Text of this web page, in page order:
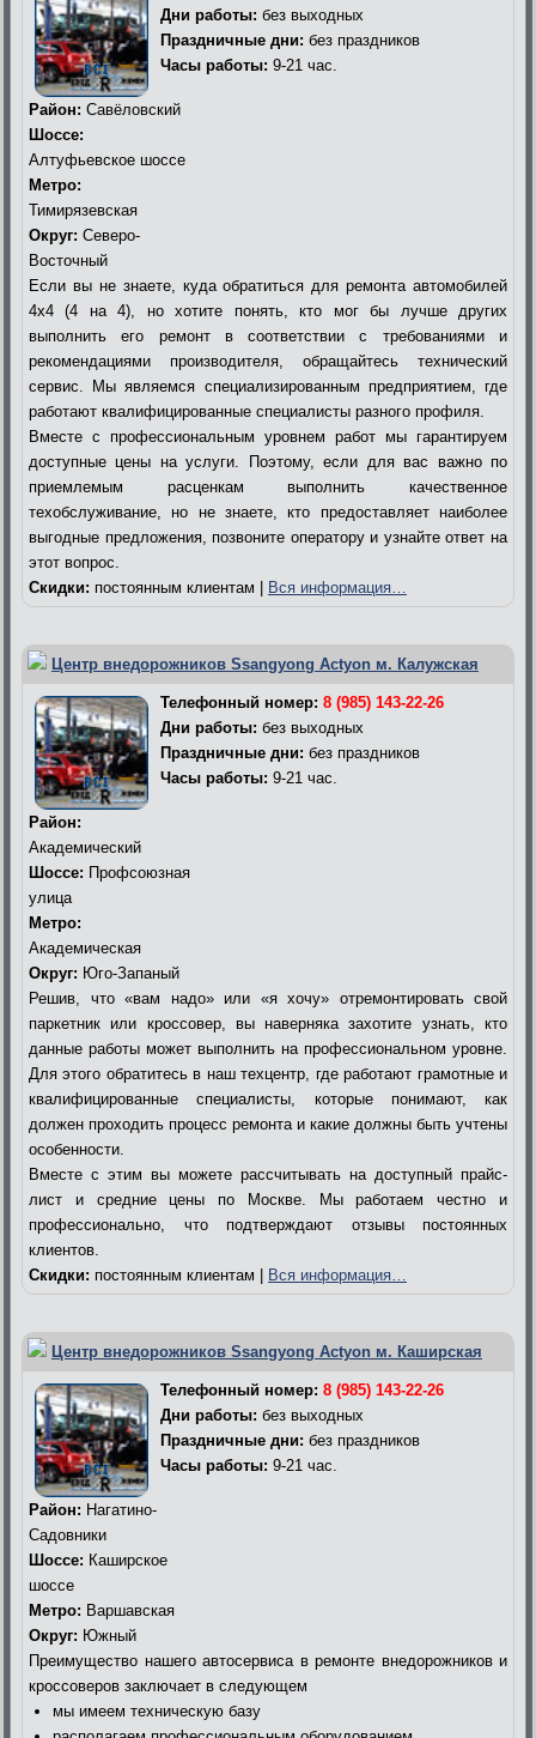
Дни работы: без выходных
Праздничные дни: без праздников
Часы работы: 9-21 час.
Район: Савёловский
Шоссе:
Алтуфьевское шоссе
Метро:
Тимирязевская
Округ: Северо-
Восточный
Если вы не знаете, куда обратиться для ремонта автомобилей
4х4 (4 на 4), но хотите понять, кто мог бы лучше других
выполнить его ремонт в соответствии с требованиями и
рекомендациями производителя, обращайтесь технический
сервис. Мы являемся специализированным предприятием, где
работают квалифицированные специалисты разного профиля.
Вместе с профессиональным уровнем работ мы гарантируем
доступные цены на услуги. Поэтому, если для вас важно по
приемлемым расценкам выполнить качественное
техобслуживание, но не знаете, кто предоставляет наиболее
выгодные предложения, позвоните оператору и узнайте ответ на
этот вопрос.
Скидки: постоянным клиентам | Вся информация…
Центр внедорожников Ssangyong Actyon м. Калужская
Телефонный номер: 8 (985) 143-22-26
Дни работы: без выходных
Праздничные дни: без праздников
Часы работы: 9-21 час.
Район:
Академический
Шоссе: Профсоюзная
улица
Метро:
Академическая
Округ: Юго-Запаный
Решив, что «вам надо» или «я хочу» отремонтировать свой
паркетник или кроссовер, вы наверняка захотите узнать, кто
данные работы может выполнить на профессиональном уровне.
Для этого обратитесь в наш техцентр, где работают грамотные и
квалифицированные специалисты, которые понимают, как
должен проходить процесс ремонта и какие должны быть учтены
особенности.
Вместе с этим вы можете рассчитывать на доступный прайс-
лист и средние цены по Москве. Мы работаем честно и
профессионально, что подтверждают отзывы постоянных
клиентов.
Скидки: постоянным клиентам | Вся информация…
Центр внедорожников Ssangyong Actyon м. Каширская
Телефонный номер: 8 (985) 143-22-26
Дни работы: без выходных
Праздничные дни: без праздников
Часы работы: 9-21 час.
Район: Нагатино-
Садовники
Шоссе: Каширское
шоссе
Метро: Варшавская
Округ: Южный
Преимущество нашего автосервиса в ремонте внедорожников и
кроссоверов заключает в следующем
мы имеем техническую базу